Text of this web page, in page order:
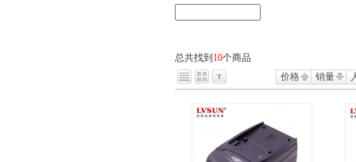
总共找到 10个商品
价格
销量